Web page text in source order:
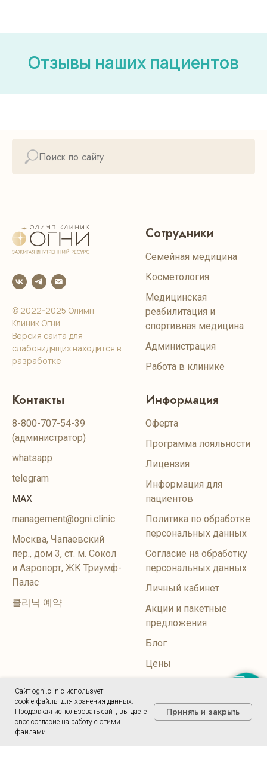
Отзывы наших пациентов
Сайт ogni.clinic использует
cookie файлы для хранения данных.
Продолжая использовать сайт, вы даете
свое согласие на работу с этими
файлами.
Принять и закрыть
© 2022-2025 Олимп
Клиник Огни
Версия сайта для
слабовидящих находится в
разработке
Сотрудники
Семейная медицина
Косметология
Медицинская
реабилитация и
спортивная медицина
Администрация
Работа в клинике
Контакты
8-800-707-54-39
(администратор)
whatsapp
telegram
MAX
management@ogni.clinic
Москва, Чапаевский
пер., дом 3, ст. м. Сокол
и Аэропорт, ЖК Триумф-
Палас
클리닉 예약
Информация
Оферта
Программа лояльности
Лицензия
Информация для
пациентов
Политика по обработке
персональных данных
Согласие на обработку
персональных данных
Личный кабинет
Акции и пакетные
предложения
Блог
Цены